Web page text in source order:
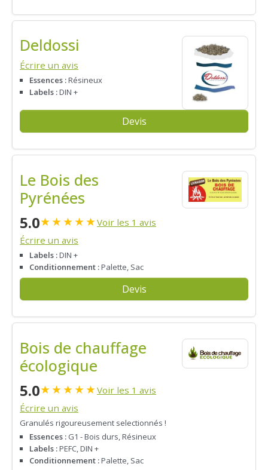
Deldossi
Écrire un avis
Essences :Résineux
Labels :DIN +
Devis
Le Bois des
Pyrénées
5.0★★★★★Voir les 1 avis
Écrire un avis
Labels :DIN +
Conditionnement :Palette, Sac
Devis
Bois de chauffage
écologique
5.0★★★★★Voir les 1 avis
Écrire un avis
Granulés rigoureusement selectionnés !
Essences : G1 - Bois durs, Résineux
Labels :PEFC, DIN +
Conditionnement :Palette, Sac